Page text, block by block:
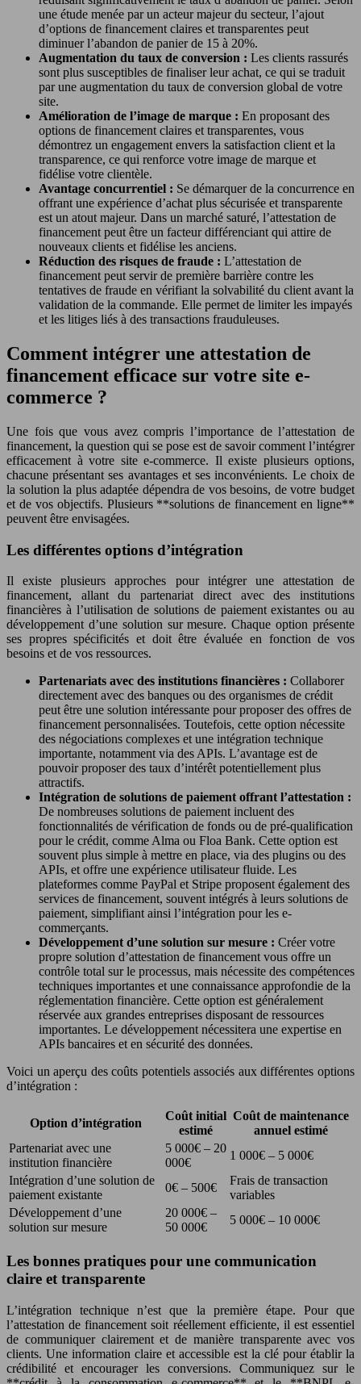
une étude menée par un acteur majeur du secteur, l’ajout
d’options de financement claires et transparentes peut
diminuer l’abandon de panier de 15 à 20%.
Augmentation du taux de conversion : Les clients rassurés
sont plus susceptibles de finaliser leur achat, ce qui se traduit
par une augmentation du taux de conversion global de votre
site.
Amélioration de l’image de marque : En proposant des
options de financement claires et transparentes, vous
démontrez un engagement envers la satisfaction client et la
transparence, ce qui renforce votre image de marque et
fidélise votre clientèle.
Avantage concurrentiel : Se démarquer de la concurrence en
offrant une expérience d’achat plus sécurisée et transparente
est un atout majeur. Dans un marché saturé, l’attestation de
financement peut être un facteur différenciant qui attire de
nouveaux clients et fidélise les anciens.
Réduction des risques de fraude : L’attestation de
financement peut servir de première barrière contre les
tentatives de fraude en vérifiant la solvabilité du client avant la
validation de la commande. Elle permet de limiter les impayés
et les litiges liés à des transactions frauduleuses.
Comment intégrer une attestation de
financement efficace sur votre site e-
commerce ?
Une fois que vous avez compris l’importance de l’attestation de
financement, la question qui se pose est de savoir comment l’intégrer
efficacement à votre site e-commerce. Il existe plusieurs options,
chacune présentant ses avantages et ses inconvénients. Le choix de
la solution la plus adaptée dépendra de vos besoins, de votre budget
et de vos objectifs. Plusieurs **solutions de financement en ligne**
peuvent être envisagées.
Les différentes options d’intégration
Il existe plusieurs approches pour intégrer une attestation de
financement, allant du partenariat direct avec des institutions
financières à l’utilisation de solutions de paiement existantes ou au
développement d’une solution sur mesure. Chaque option présente
ses propres spécificités et doit être évaluée en fonction de vos
besoins et de vos ressources.
Partenariats avec des institutions financières : Collaborer
directement avec des banques ou des organismes de crédit
peut être une solution intéressante pour proposer des offres de
financement personnalisées. Toutefois, cette option nécessite
des négociations complexes et une intégration technique
importante, notamment via des APIs. L’avantage est de
pouvoir proposer des taux d’intérêt potentiellement plus
attractifs.
Intégration de solutions de paiement offrant l’attestation :
De nombreuses solutions de paiement incluent des
fonctionnalités de vérification de fonds ou de pré-qualification
pour le crédit, comme Alma ou Floa Bank. Cette option est
souvent plus simple à mettre en place, via des plugins ou des
APIs, et offre une expérience utilisateur fluide. Les
plateformes comme PayPal et Stripe proposent également des
services de financement, souvent intégrés à leurs solutions de
paiement, simplifiant ainsi l’intégration pour les e-
commerçants.
Développement d’une solution sur mesure : Créer votre
propre solution d’attestation de financement vous offre un
contrôle total sur le processus, mais nécessite des compétences
techniques importantes et une connaissance approfondie de la
réglementation financière. Cette option est généralement
réservée aux grandes entreprises disposant de ressources
importantes. Le développement nécessitera une expertise en
APIs bancaires et en sécurité des données.
Voici un aperçu des coûts potentiels associés aux différentes options
d’intégration :
Option d’intégration
Coût initial
estimé
Coût de maintenance
annuel estimé
Partenariat avec une
institution financière
5 000€ – 20
000€
1 000€ – 5 000€
Intégration d’une solution de
paiement existante
0€ – 500€
Frais de transaction
variables
Développement d’une
solution sur mesure
20 000€ –
50 000€
5 000€ – 10 000€
Les bonnes pratiques pour une communication
claire et transparente
L’intégration technique n’est que la première étape. Pour que
l’attestation de financement soit réellement efficiente, il est essentiel
de communiquer clairement et de manière transparente avec vos
clients. Une information claire et accessible est la clé pour établir la
crédibilité et encourager les conversions. Communiquez sur le